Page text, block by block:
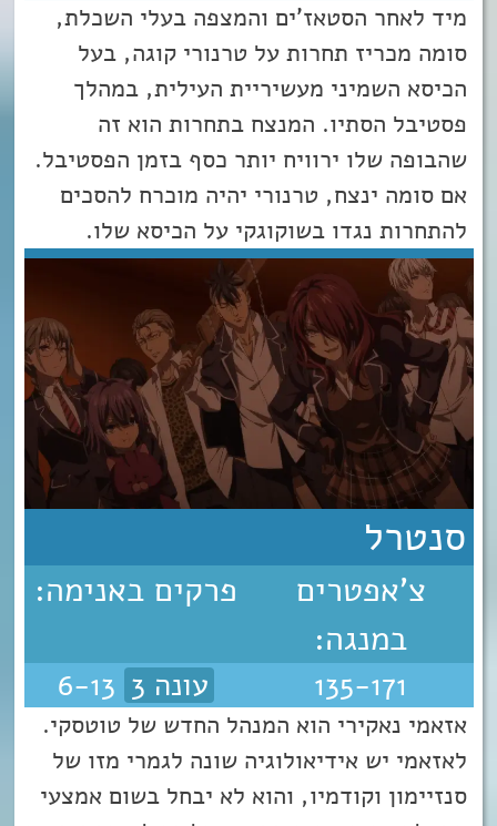
מיד לאחר הסטאז’ים והמצפה בעלי השכלת,
סומה מכריז תחרות על טרנורי קוגה, בעל
הכיסא השמיני מעשיריית העילית, במהלך
פסטיבל הסתיו. המנצח בתחרות הוא זה
שהבופה שלו ירוויח יותר כסף בזמן הפסטיבל.
אם סומה ינצח, טרנורי יהיה מוכרח להסכים
להתחרות נגדו בשוקוגקי על הכיסא שלו.
סנטרל
צ'אפטרים
במנגה:
135-171
פרקים באנימה:
עונה 3
אזאמי נאקירי הוא המנהל החדש של טוטסקי.
לאזאמי יש אידיאולוגיה שונה לגמרי מזו של
סנזיימון וקודמיו, והוא לא יבחל בשום אמצעי